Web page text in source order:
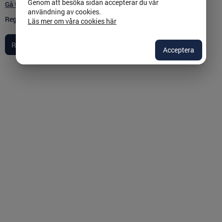
Gå till inloggningssidan
Registreringen påbörjas:2025-05-01
Genom att besöka sidan accepterar du vår
användning av cookies.
Läs mer om våra cookies här
Acceptera